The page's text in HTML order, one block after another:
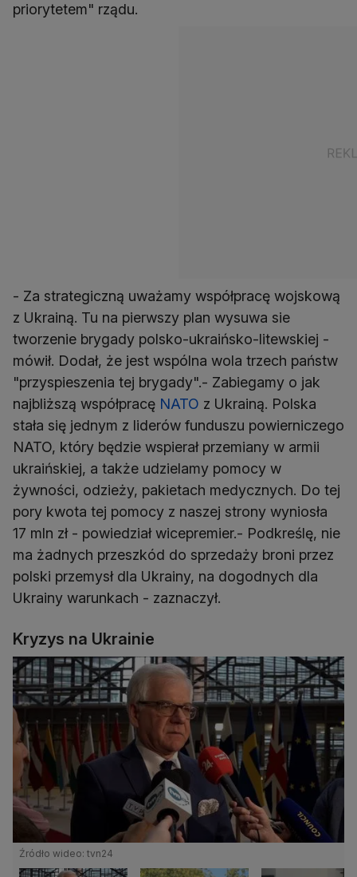
priorytetem" rządu.
- Za strategiczną uważamy współpracę wojskową
z Ukrainą. Tu na pierwszy plan wysuwa sie
tworzenie brygady polsko-ukraińsko-litewskiej -
mówił. Dodał, że jest wspólna wola trzech państw
"przyspieszenia tej brygady".- Zabiegamy o jak
najbliższą współpracę NATO z Ukrainą. Polska
stała się jednym z liderów funduszu powierniczego
NATO, który będzie wspierał przemiany w armii
ukraińskiej, a także udzielamy pomocy w
żywności, odzieży, pakietach medycznych. Do tej
pory kwota tej pomocy z naszej strony wyniosła
17 mln zł - powiedział wicepremier.- Podkreślę, nie
ma żadnych przeszkód do sprzedaży broni przez
polski przemysł dla Ukrainy, na dogodnych dla
Ukrainy warunkach - zaznaczył.
Kryzys na Ukrainie
Źródło wideo: tvn24